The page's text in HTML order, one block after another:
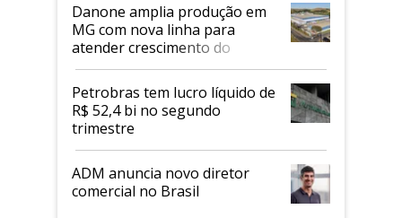
Danone amplia produção em
MG com nova linha para
atender crescimento do
mercado de alimentos
proteicos
Petrobras tem lucro líquido de
R$ 52,4 bi no segundo
trimestre
ADM anuncia novo diretor
comercial no Brasil